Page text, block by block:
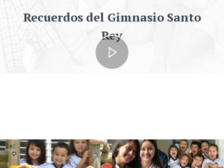
Recuerdos del Gimnasio Santo
Rey